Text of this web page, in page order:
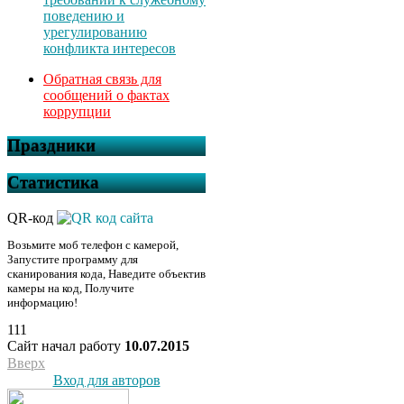
поведению и
урегулированию
конфликта интересов
Обратная связь для
сообщений о фактах
коррупции
Праздники
Статистика
QR-код
Возьмите моб телефон с камерой,
Запустите программу для
сканирования кода, Наведите объектив
камеры на код, Получите
информацию!
111
Сайт начал работу 10.07.2015
Вверх
Вход для авторов